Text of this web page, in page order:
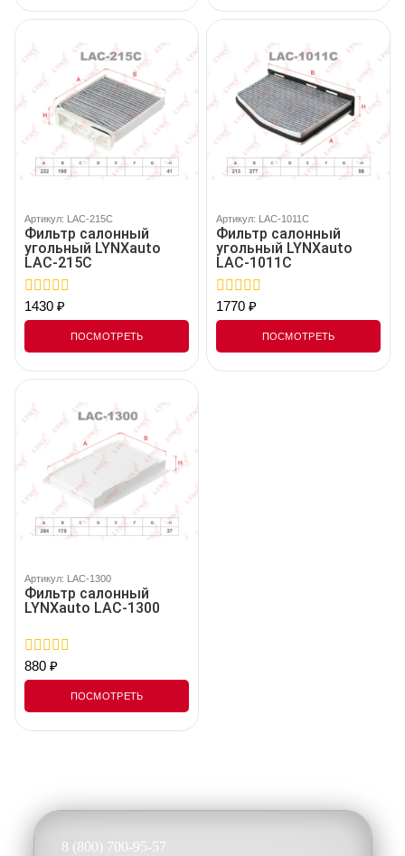
Артикул: LAC-215C
Фильтр салонный
угольный LYNXauto
LAC-215C
0
out
5
1430 ₽
ПОСМОТРЕТЬ
Артикул: LAC-1011C
Фильтр салонный
угольный LYNXauto
LAC-1011C
0
out
5
1770 ₽
ПОСМОТРЕТЬ
Артикул: LAC-1300
Фильтр салонный
LYNXauto LAC-1300
0
out
5
880 ₽
ПОСМОТРЕТЬ
8 (800) 700-95-57